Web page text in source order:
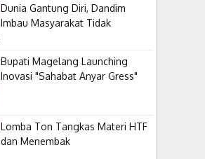
Dunia Gantung Diri, Dandim
Imbau Masyarakat Tidak
Bupati Magelang Launching
Inovasi "Sahabat Anyar Gress"
Lomba Ton Tangkas Materi HTF
dan Menembak